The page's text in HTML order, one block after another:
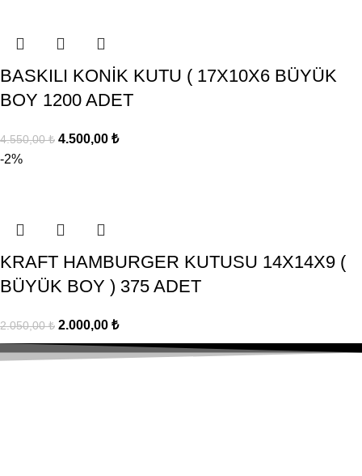
BASKILI KONİK KUTU ( 17X10X6 BÜYÜK
BOY 1200 ADET
4.550,00₺ 4.500,00 ₺
-2%
KRAFT HAMBURGER KUTUSU 14X14X9 (
BÜYÜK BOY ) 375 ADET
2.050,00₺ 2.000,00 ₺